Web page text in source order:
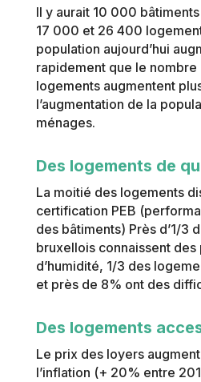
Il y aurait 10 000
17 000 et 26 400
population aujourd’hui
rapidement que le nombre
logements augmentent
l’augmentation de la
ménages.
Des logements de
La moitié des logements
certification PEB
des bâtiments) Près d’1/3
bruxellois connaissent
d’humidité, 1/3 des
et près de 8% ont des
Des logements
Le prix des loyers
l’inflation (+ 20% entre